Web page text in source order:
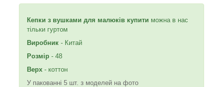
Кепки з вушками для малюків купити можна в нас
тільки гуртом
Виробник - Китай
Розмір - 48
Верх - коттон
У пакованні 5 шт. з моделей на фото